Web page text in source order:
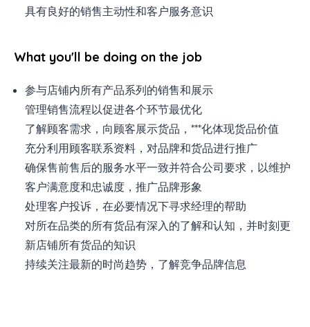
具有良好的销售主动性和客户服务意识
What you'll be doing on the job
参与店铺内所有产品系列的销售和展示
管理销售流程以促进各个环节最优化
了解顾客需求，向顾客展示货品，***化体现货品价值
充分利用顾客联系资料，对品牌和货品进行推广
确保售前售后的服务水平一致并符合公司要求，以维护
客户满意度和忠诚度，推广品牌形象
处理客户投诉，在必要情况下寻求经理的帮助
对所在品类的所有货品有深入的了解和认知，并时刻更
新店铺所有货品的知识
持续关注最新的时尚趋势，了解竞争品牌信息